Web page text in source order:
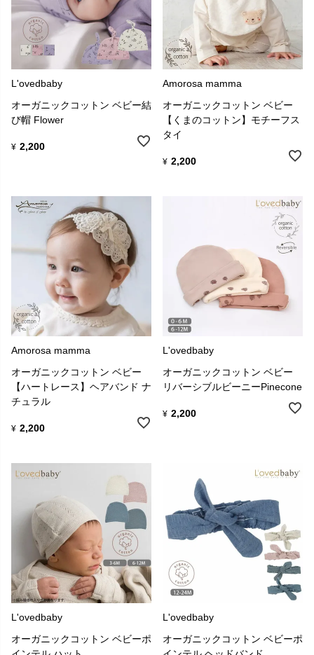
L'ovedbaby
オーガニックコットン ベビー結
び帽 Flower
¥ 2,200
Amorosa mamma
オーガニックコットン ベビー
【くまのコットン】モチーフス
タイ
¥ 2,200
Amorosa mamma
オーガニックコットン ベビー
【ハートレース】ヘアバンド ナ
チュラル
¥ 2,200
L'ovedbaby
オーガニックコットン ベビー
リバーシブルビーニーPinecone
¥ 2,200
L'ovedbaby
オーガニックコットン ベビーポ
L'ovedbaby
オーガニックコットン ベビーポ